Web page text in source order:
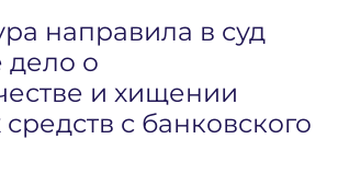
направила в суд
дело о
и хищении
с банковского